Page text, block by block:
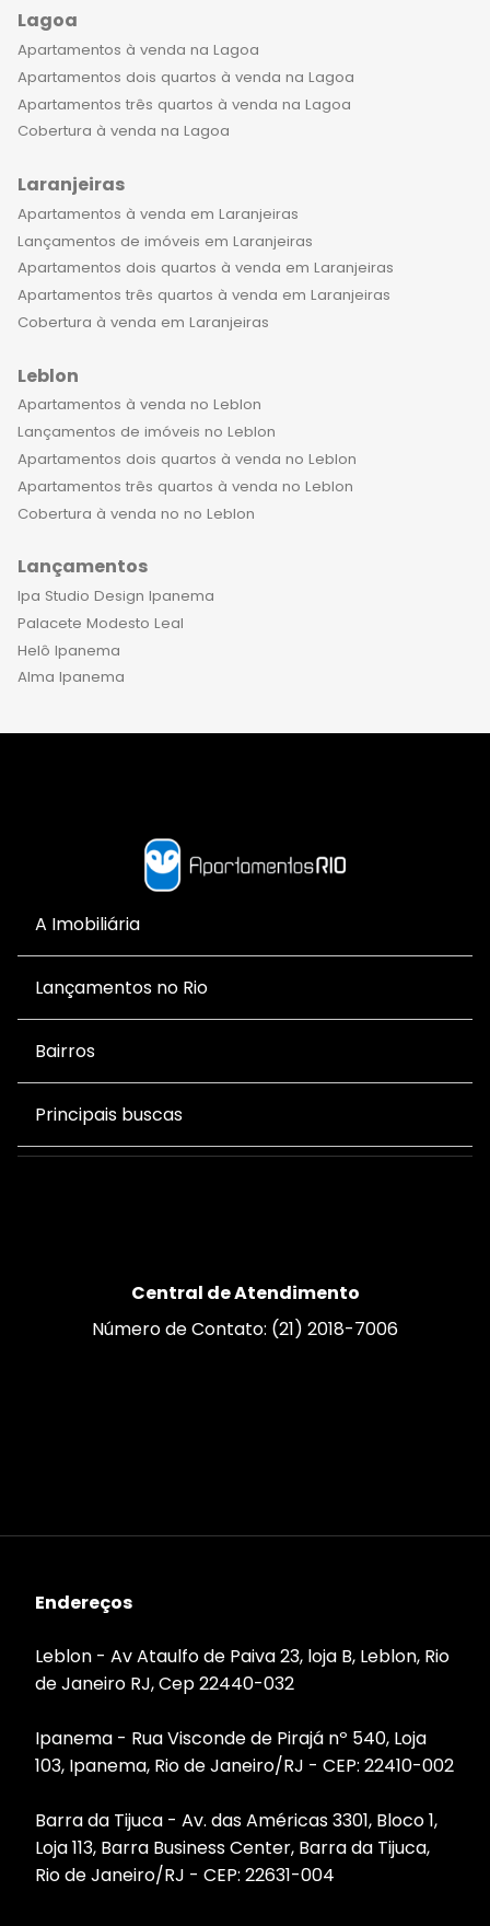
essa cidade maravilhosa tem a
oferecer. Além disso, Ipanema é um
bairro completo, com uma vasta
rede de serviços, como
supermercados, farmácias,
que você precisa está ao seu alcance,
facilitando ainda mais o seu dia a dia. E
que tal terminar o dia assistindo ao
pôr do sol na cobertura do seu novo
apartamento em Ipanema? É uma
vista incrível, capaz de renovar as
inspiração para a sua vida. Não perca
a chance de viver essa experiência
indescritível em Ipanema. Invista em
uma cobertura de 4 quartos de luxo e
comece a desfrutar do melhor que o
Rio de Janeiro tem a oferecer. Entre
Apartamentos Rio e agende uma
visita para conhecer de perto essas
oportunidades únicas.
Lagoa
Apartamentos à venda na Lagoa
Apartamentos dois quartos à venda na Lagoa
Apartamentos três quartos à venda na Lagoa
Cobertura à venda na Lagoa
Laranjeiras
Apartamentos à venda em Laranjeiras
Lançamentos de imóveis em Laranjeiras
Apartamentos dois quartos à venda em Laranjeiras
Apartamentos três quartos à venda em Laranjeiras
Cobertura à venda em Laranjeiras
Leblon
Apartamentos à venda no Leblon
Lançamentos de imóveis no Leblon
Apartamentos dois quartos à venda no Leblon
Apartamentos três quartos à venda no Leblon
Cobertura à venda no no Leblon
Lançamentos
Ipa Studio Design Ipanema
Palacete Modesto Leal
Helô Ipanema
Alma Ipanema
A Imobiliária
Lançamentos no Rio
Bairros
Principais buscas
Central de Atendimento
Número de Contato: (21) 2018-7006
Endereços
Leblon - Av Ataulfo de Paiva 23, loja B, Leblon, Rio
de Janeiro RJ, Cep 22440-032
Ipanema - Rua Visconde de Pirajá nº 540, Loja
103, Ipanema, Rio de Janeiro/RJ - CEP: 22410-002
Barra da Tijuca - Av. das Américas 3301, Bloco 1,
Loja 113, Barra Business Center, Barra da Tijuca,
Rio de Janeiro/RJ - CEP: 22631-004